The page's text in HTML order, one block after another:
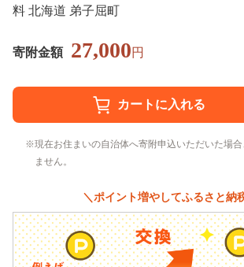
料 北海道 弟子屈町
寄附金額 27,000円
現在お住まいの自治体へ寄附申込いただいた場
ません。
＼ポイント増やしてふるさと納